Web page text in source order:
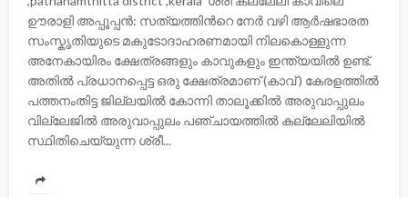
ഊരാളി അപ്പൂപ്പൻ: സത്യത്തിന്‍റെ നേര്‍ വഴി ആർഷഭാരത
സംസ്കൃതിയുടെ മകുടോദാഹരണമായി നിലകൊള്ളുന്ന
അനേകായിരം ക്ഷേത്രങ്ങളും കാവുകളും ഇന്ത്യയിൽ ഉണ്ട്.
അതിൽ പ്രധാനപ്പെട്ട ഒരു ക്ഷേത്രമാണ് (കാവ് ) കേരളത്തിൽ
പത്തനംതിട്ട ജില്ലയിൽ കോന്നി താലൂക്കിൽ അരുവാപ്പുലം
വില്ലേജിൽ അരുവാപ്പുലം പഞ്ചായത്തിൽ കല്ലേലിയില്‍
സ്ഥിതിചെയ്യുന്ന ശ്രീ...